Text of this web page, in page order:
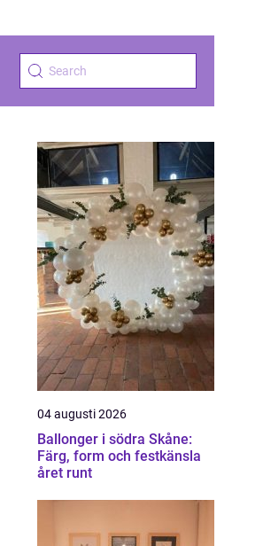
04 augusti 2026
Ballonger i södra Skåne:
Färg, form och festkänsla
året runt